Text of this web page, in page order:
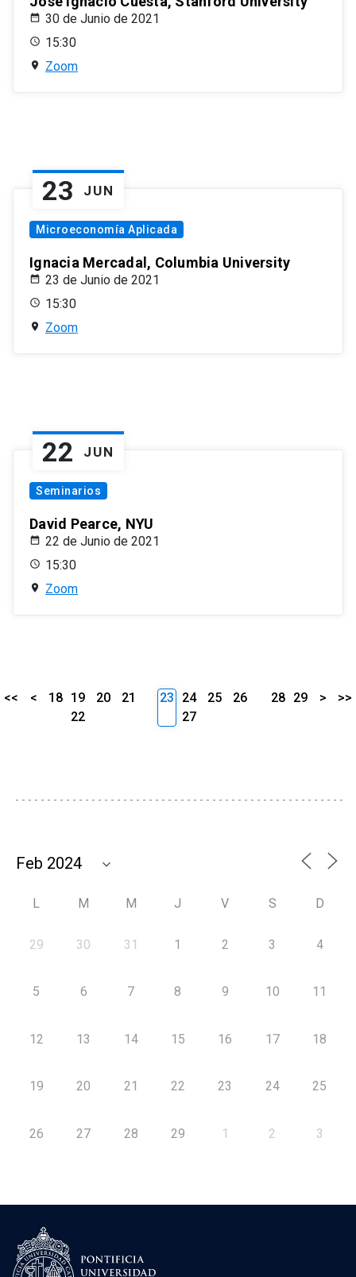
30 de Junio de 2021
15:30
Zoom
23 JUN
Microeconomía Aplicada
Ignacia Mercadal, Columbia University
23 de Junio de 2021
15:30
Zoom
22 JUN
Seminarios
David Pearce, NYU
22 de Junio de 2021
15:30
Zoom
<< < 18 19 20
21
22
23 24 25
26
27
28 29 > >>
L M M J V S D
29 30 31 1 2 3 4
5 6 7 8 9 10 11
12 13 14 15 16 17 18
19 20 21 22 23 24 25
26 27 28 29 1 2 3